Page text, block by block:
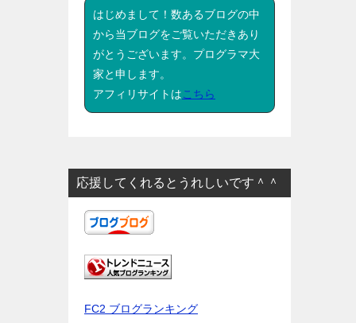
はじめまして！数あるブログの中
から当ブログをご覧いただきあり
がとうございます。プログラマ大
家と申します。
アフィリサイトは こちら
応援してくれるとうれしいです＾＾
FC2 ブログランキング